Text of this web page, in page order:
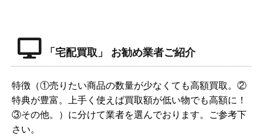
「宅配買取」 お勧め業者ご紹介
特徴（①売りたい商品の数量が少なくても高額買取。②
特典が豊富。上手く使えば買取額が低い物でも高額に！
③その他。）に分けて業者を選んでおります。ご参考下
さい。